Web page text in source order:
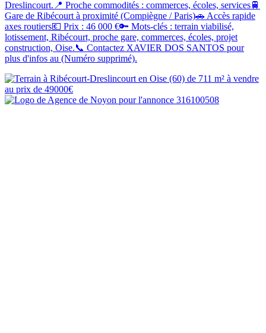
Dreslincourt.📍 Proche commodités : commerces, écoles, services🚆
Gare de Ribécourt à proximité (Compiègne / Paris)🚗 Accès rapide
axes routiers💶 Prix : 46 000 €🔑 Mots-clés : terrain viabilisé,
lotissement, Ribécourt, proche gare, commerces, écoles, projet
construction, Oise.📞 Contactez XAVIER DOS SANTOS pour
plus d'infos au (Numéro supprimé).